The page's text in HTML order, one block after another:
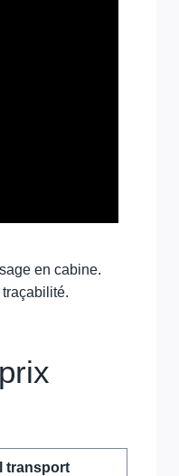
en cabine.
transport